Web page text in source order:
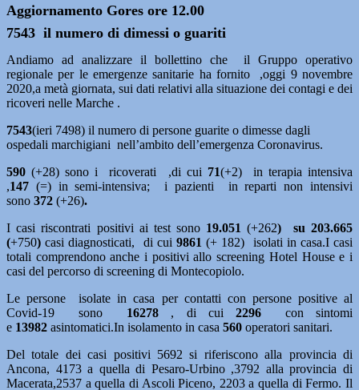
Aggiornamento Gores ore 12.00
7543 il numero di dimessi o guariti
Andiamo ad analizzare il bollettino che il Gruppo operativo
regionale per le emergenze sanitarie ha fornito ,oggi 9 novembre
2020,a metà giornata, sui dati relativi alla situazione dei contagi e dei
ricoveri nelle Marche .
7543(ieri 7498) il numero di persone guarite o dimesse dagli
ospedali marchigiani nell’ambito dell’emergenza Coronavirus.
590(+28) sono i ricoverati ,di cui 71(+2)
in terapia intensiva
,147 (=) in semi-intensiva; i pazienti in reparti non intensivi
sono 372 (+26).
I casi riscontrati positivi ai test sono 19.051(+262) su 203.665
(+750)casi diagnosticati, di cui 9861 (+ 182) isolati in casa.I casi
totali comprendono anche i positivi allo screening Hotel House e i
casi del percorso di screening di Montecopiolo.
Le persone isolate in casa per contatti con persone positive al
Covid-19 sono 16278 , di cui 2296
con sintomi
e 13982 asintomatici.In isolamento in casa 560 operatori sanitari.
Del totale dei casi positivi 5692 si riferiscono alla provincia di
Ancona, 4173 a quella di Pesaro-Urbino ,3792 alla provincia di
Macerata,2537 a quella di Ascoli Piceno, 2203 a quella di Fermo. Il